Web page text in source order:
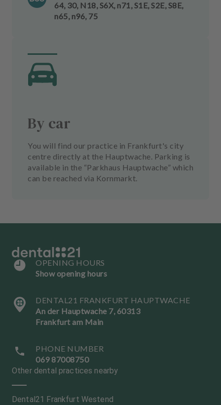
64, 30, N18, S6X, n71, S1E, S2E, S8E,
n65, n96, 75
By car
You will find our practice in Frankfurt's city
centre directly at the Hauptwache. Parking is
available in the “Parkhaus Hauptwache” which
can be reached via Kornmarkt.
OPENING HOURS
Show opening hours
DENTAL21 FRANKFURT HAUPTWACHE
An der Hauptwache 7, 60313
Frankfurt am Main
PHONE NUMBER
069 87008750
Other dental practices nearby
Dental21 Frankfurt Westend